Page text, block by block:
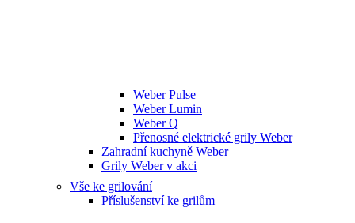
Weber Pulse
Weber Lumin
Weber Q
Přenosné elektrické grily Weber
Zahradní kuchyně Weber
Grily Weber v akci
Vše ke grilování
Příslušenství ke grilům